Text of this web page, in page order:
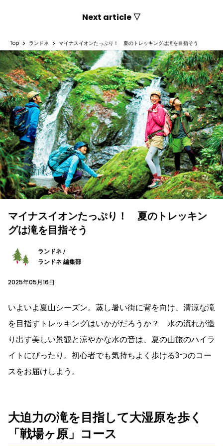
Next article ▽
Top ランドネ マイナスイオンたっぷり！ 夏のトレッキングは滝を目指そう
マイナスイオンたっぷり！ 夏のトレッキン
グは滝を目指そう
ランドネ /
ランドネ 編集部
2025年05月16日
いよいよ夏山シーズン。蒸し暑い街に背を向け、清涼な滝
を目指すトレッキングはいかがだろうか？ 水の流れが造
り出す美しい景観と涼やかな水の音は、夏の山旅のハイラ
イトにぴったり。初心者でも気持ちよく歩ける3つのコー
スをお届けしよう。
大迫力の滝を目指して大湿原を歩く
「戦場ヶ原」コース